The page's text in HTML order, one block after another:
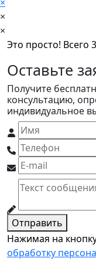
×
×
Это просто! Всего
Оставьте
Получите
консультацию,
индивидуальное
Отправить
Нажимая на
обработку